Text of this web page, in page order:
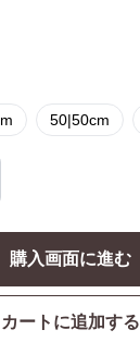
50|50cm
購入画面に進む
カートに追加する